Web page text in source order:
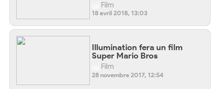
Film
18 avril 2018, 13:03
Illumination fera un film
Super Mario Bros
Film
28 novembre 2017, 12:54